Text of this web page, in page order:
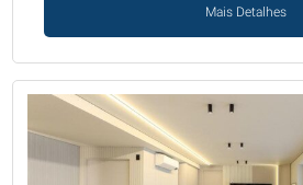
Mais Detalhes